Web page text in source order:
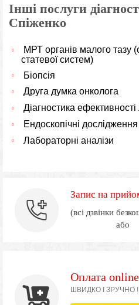
Інші послуги
Спіженко
МРТ органів малого тазу
статевої систем)
Біопсія
Друга думка онколога
Діагностика ефективності
Ендоскопічні дослідження
Лабораторні аналізи
Запис на
(всі дзвінки
або
Оплата online
ШВИДКО І ЗРУЧНО !